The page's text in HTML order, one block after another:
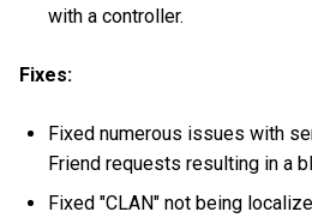
with a controller.
Fixes:
Fixed numerous issues with
Friend requests resulting in a
Fixed "CLAN" not being